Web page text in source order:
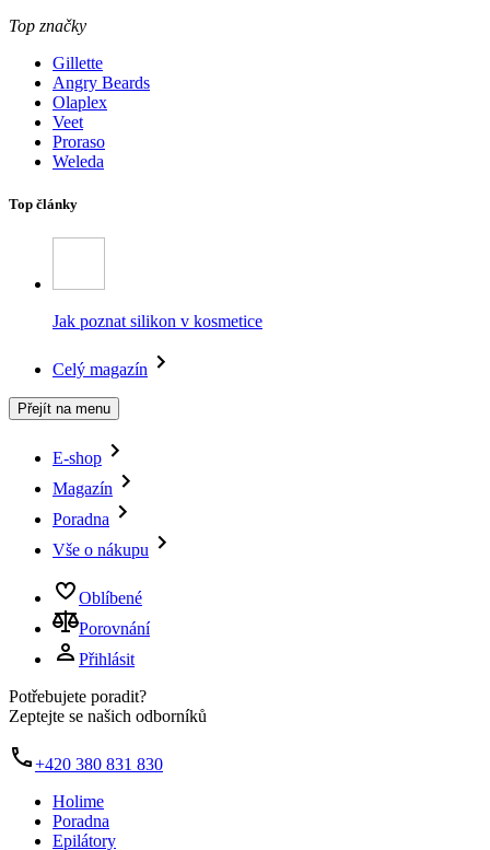
Top značky
Gillette
Angry Beards
Olaplex
Veet
Proraso
Weleda
Top články
Jak poznat silikon v kosmetice
Celý magazín
Přejít na menu
E-shop
Magazín
Poradna
Vše o nákupu
Oblíbené
Porovnání
Přihlásit
Potřebujete poradit?
Zeptejte se našich odborníků
+420 380 831 830
Holime
Poradna
Epilátory